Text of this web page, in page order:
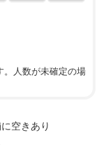
人数が未確定の場
空きあり